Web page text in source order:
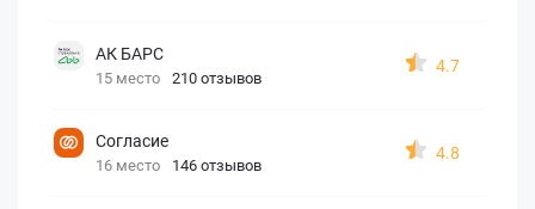
АК БАРС
15 место 210 отзывов
4.7
Согласие
16 место 146 отзывов
4.8